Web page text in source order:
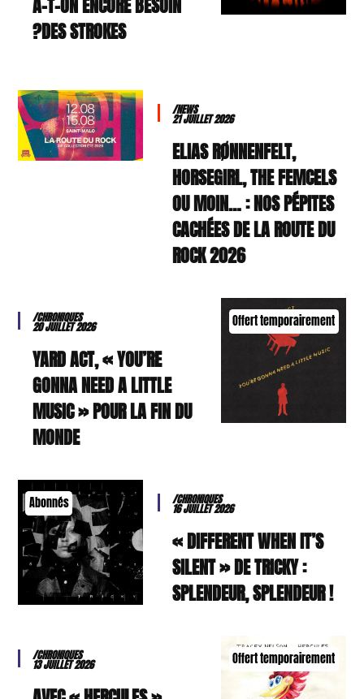
A-T-ON ENCORE BESOIN
DES STROKES?
/NEWS
21 JUILLET 2026
ELIAS RØNNENFELT,
HORSEGIRL, THE FEMCELS
OU MOIN… : NOS PÉPITES
CACHÉES DE LA ROUTE DU
ROCK 2026
Offert temporairement
/CHRONIQUES
20 JUILLET 2026
YARD ACT, « YOU’RE
GONNA NEED A LITTLE
MUSIC » POUR LA FIN DU
MONDE
Abonnés /CHRONIQUES
16 JUILLET 2026
« DIFFERENT WHEN IT’S
SILENT » DE TRICKY :
SPLENDEUR, SPLENDEUR !
Offert temporairement
/CHRONIQUES
13 JUILLET 2026